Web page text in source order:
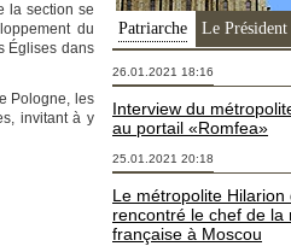
la section se
du
Églises dans
Pologne, les
invitant à y
Patriarche Le
26.01.2021 18:16
Interview du
au portail «Romfea»
25.01.2021 20:18
Le métropolite Hilarion
rencontré le chef de la
française à Moscou